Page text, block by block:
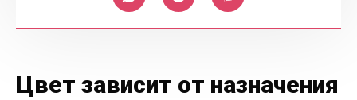
Цвет зависит от назначения